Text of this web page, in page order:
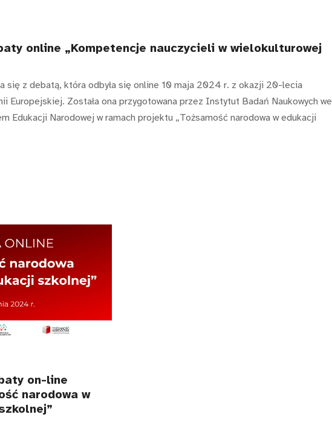
online „Kompetencje nauczycieli w wielokulturowej
się z debatą, która odbyła się online 10 maja 2024 r. z okazji 20-lecia
Europejskiej. Została ona przygotowana przez Instytut Badań Naukowych we
Edukacji Narodowej w ramach projektu „Tożsamość narodowa w edukacji
on-line
narodowa w